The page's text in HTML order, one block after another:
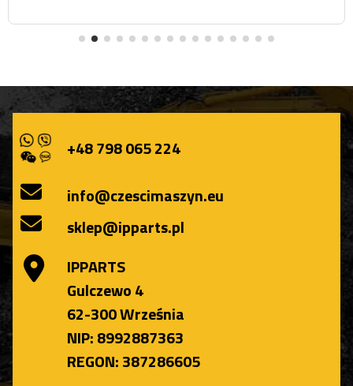
+48 798 065 224
info@czescimaszyn.eu
sklep@ipparts.pl
IPPARTS
Gulczewo 4
62-300 Września
NIP: 8992887363
REGON: 387286605